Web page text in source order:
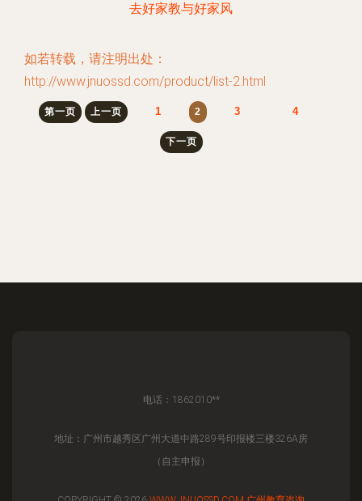
去好家教与好家风
如若转载，请注明出处：
http://www.jnuossd.com/product/list-2.html
第一页 上一页 1 2 3 4
下一页
电话：1862010**
地址：广州市越秀区广州大道中路289号印报楼三楼326A房
（自主申报）